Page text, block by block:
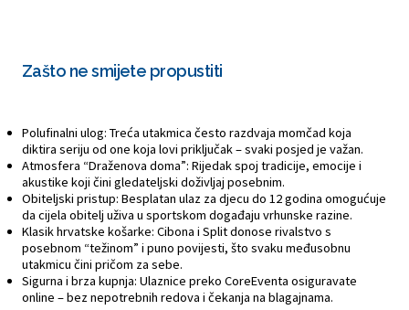
Zašto ne smijete propustiti
Polufinalni ulog: Treća utakmica često razdvaja momčad koja
diktira seriju od one koja lovi priključak – svaki posjed je važan.
Atmosfera “Draženova doma”: Rijedak spoj tradicije, emocije i
akustike koji čini gledateljski doživljaj posebnim.
Obiteljski pristup: Besplatan ulaz za djecu do 12 godina omogućuje
da cijela obitelj uživa u sportskom događaju vrhunske razine.
Klasik hrvatske košarke: Cibona i Split donose rivalstvo s
posebnom “težinom” i puno povijesti, što svaku međusobnu
utakmicu čini pričom za sebe.
Sigurna i brza kupnja: Ulaznice preko CoreEventa osiguravate
online – bez nepotrebnih redova i čekanja na blagajnama.